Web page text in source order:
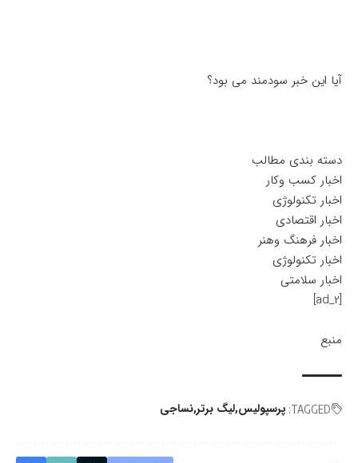
آیا این خبر سودمند می بود؟
دسته بندی مطالب
اخبار کسب وکار
اخبار تکنولوژی
اخبار اقتصادی
اخبار فرهنگ وهنر
اخبار تکنولوژی
اخبار سلامتی
[ad_2]
منبع
TAGGED: پرسپولیس لیگ برترنساجی